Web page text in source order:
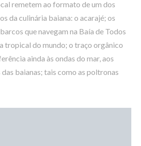
remetem ao formato de um dos
da culinária baiana: o acarajé; os
que navegam na Baía de Todos
tropical do mundo; o traço orgânico
ainda às ondas do mar, aos
baianas; tais como as poltronas